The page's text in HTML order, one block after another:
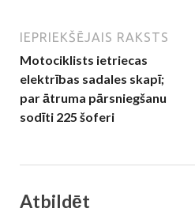
IEPRIEKŠĒJAIS RAKSTS
Motociklists ietriecas
elektrības sadales skapī;
par ātruma pārsniegšanu
sodīti 225 šoferi
Atbildēt